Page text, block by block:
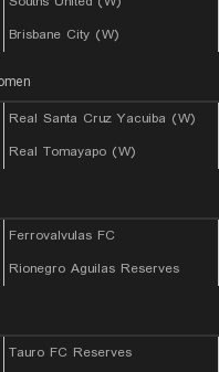
Brisbane City (W)
Real Santa Cruz Yacuiba (W)
Real Tomayapo (W)
Ferrovalvulas FC
Rionegro Aguilas Reserves
Tauro FC Reserves